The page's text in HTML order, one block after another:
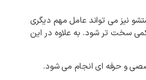
نیز می تواند عامل مهم دیگری
سخت تر شود. به علاوه در این
و حرفه ای انجام می شود.